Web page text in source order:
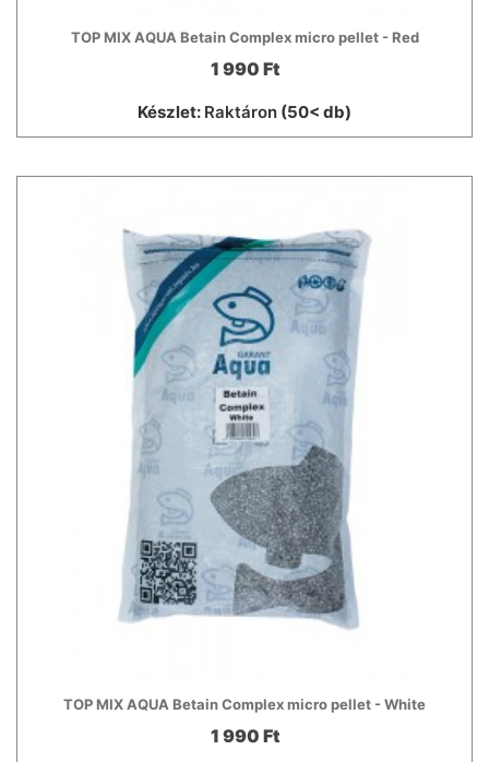
TOP MIX AQUA Betain Complex micro pellet - Red
1 990 Ft
Készlet: Raktáron (50< db)
TOP MIX AQUA Betain Complex micro pellet - White
1 990 Ft